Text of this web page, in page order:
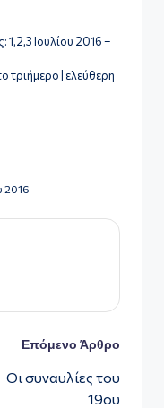
1,2,3 Ιουλίου 2016 –
τριήμερο | ελεύθερη
2016
Επόμενο Άρθρο
Οι συναυλίες του
19ου